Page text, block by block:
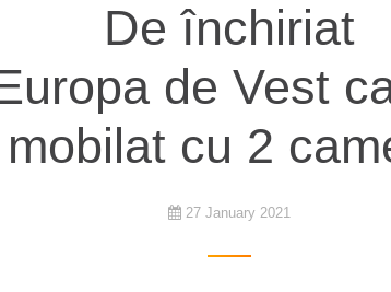
De închiriat
de Vest
mobilat cu 2
27 January 2021